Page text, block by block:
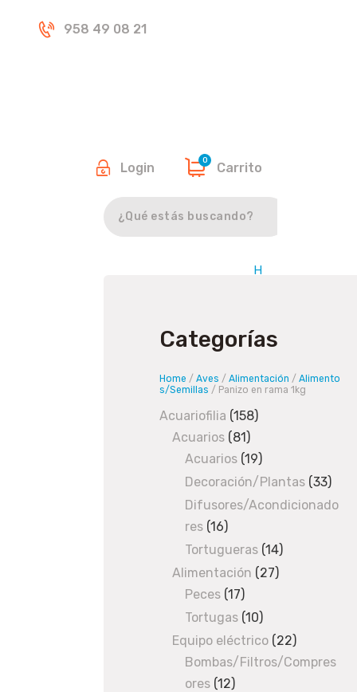
958 49 08 21
Login Carrito
0
Tienda
H
e
/A
e
s
m
e
t
a
i
ó
n
/A
Categorías
Home /Aves /Alimentación /Alimento
s/Semillas / Panizo en rama 1kg
Acuariofilia 158158
Acuarios 8181
products
Acuarios 1919
products
Decoración/Plantas 3333
Difusores/Acondicionado
res 1616
products
Tortugueras 1414
Alimentación 2727
Peces 1717
products
Tortugas 1010
products
Equipo eléctrico 2222
products
Bombas/Filtros/Compres
ores 1212